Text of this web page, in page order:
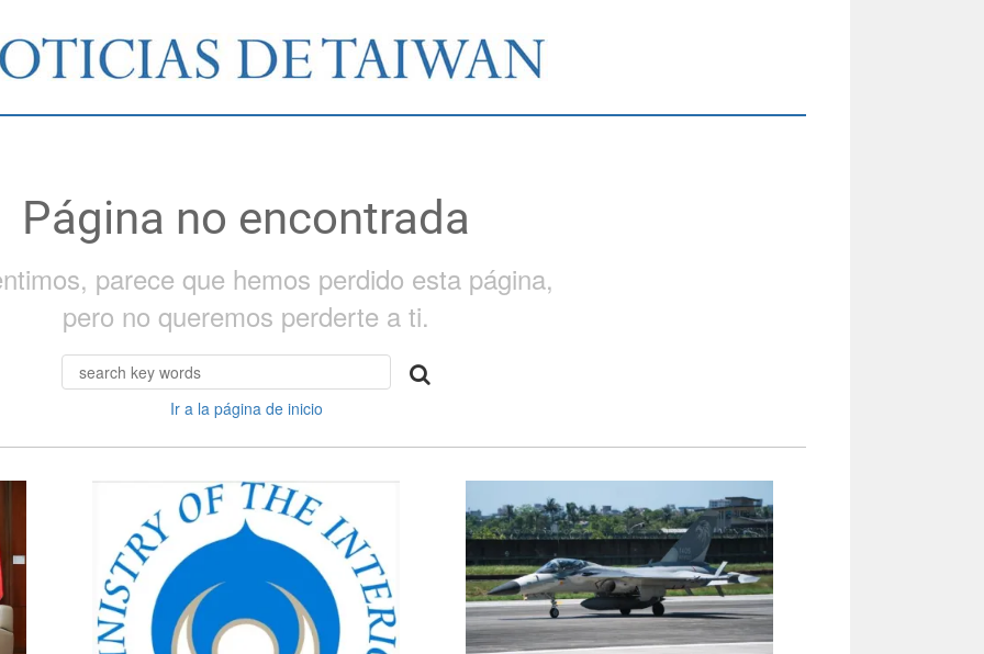
Página no encontrada
parece que hemos perdido esta página,
pero no queremos perderte a ti.
Ir a la página de inicio